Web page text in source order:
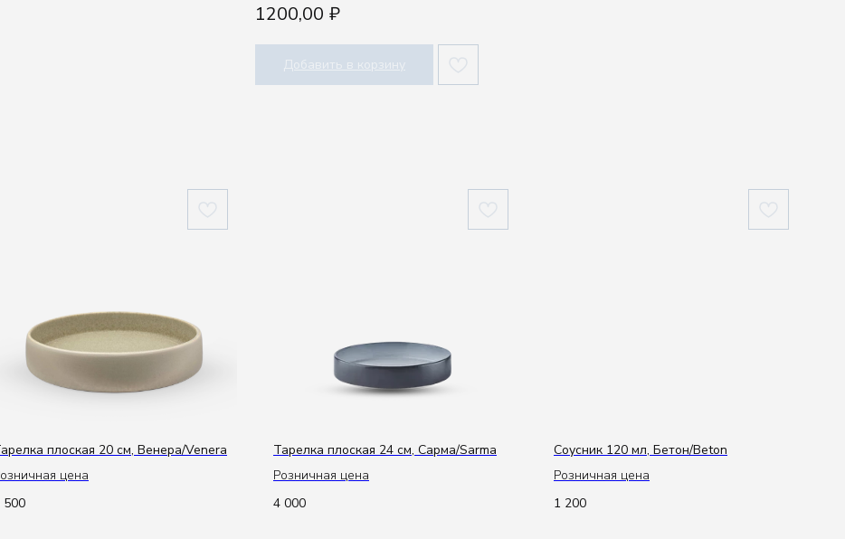
1200,00 ₽
Добавить в корзину
плоская 20 см, Венера/Venera
цена
500
Тарелка плоская 24 см, Сарма/Sarma
Розничная цена
4 000
Соусник 120 мл, Бетон/Beton
Розничная цена
1 200